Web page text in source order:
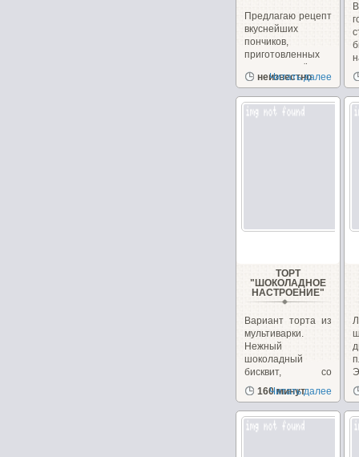
Предлагаю рецепт
вкуснейших
пончиков,
приготовленных
на сгущённом
молоке с
неизвестно
Читать далее
ТОРТ
"ШОКОЛАДНОЕ
НАСТРОЕНИЕ"
Вариант торта из
мультиварки.
Нежный
шоколадный
бисквит, со
сметанным
кремом...
160 минут
Читать далее